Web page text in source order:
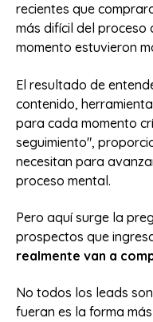
recientes que
más difícil del proceso
momento estuvieron
El resultado de
contenido,
para cada momento
seguimiento",
necesitan para
proceso mental.
Pero aquí surge la
prospectos que
realmente van a
No todos los leads
fueran es la forma